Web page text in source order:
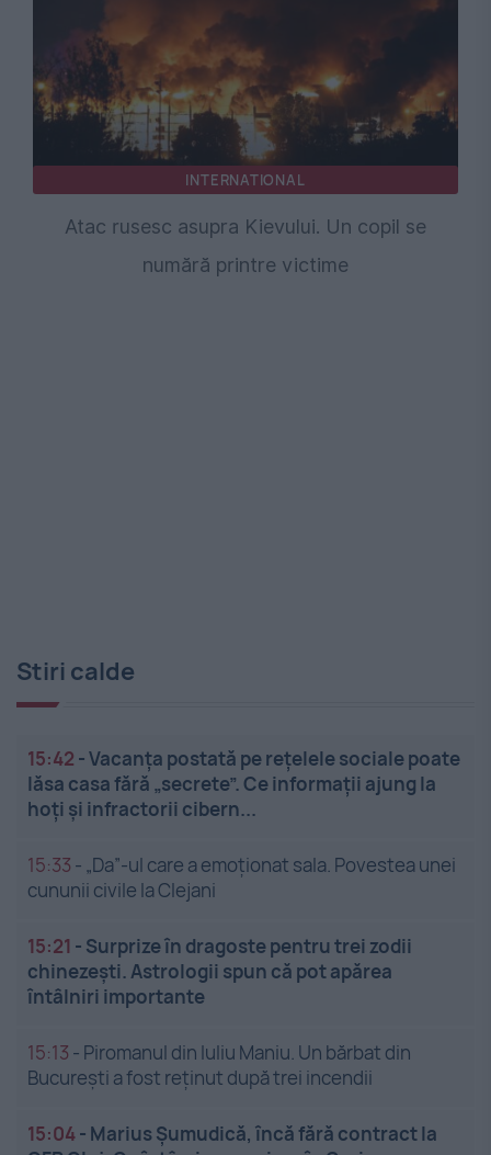
INTERNATIONAL
Atac rusesc asupra Kievului. Un copil se
numără printre victime
Stiri calde
15:42 -Vacanța postată pe rețelele sociale poate
lăsa casa fără „secrete”. Ce informații ajung la
hoți și infractorii cibern...
15:33 - „Da”-ul care a emoționat sala. Povestea unei
cununii civile la Clejani
15:21 - Surprize în dragoste pentru trei zodii
chinezești. Astrologii spun că pot apărea
întâlniri importante
15:13 - Piromanul din Iuliu Maniu. Un bărbat din
București a fost reținut după trei incendii
15:04- Marius Șumudică, încă fără contract la